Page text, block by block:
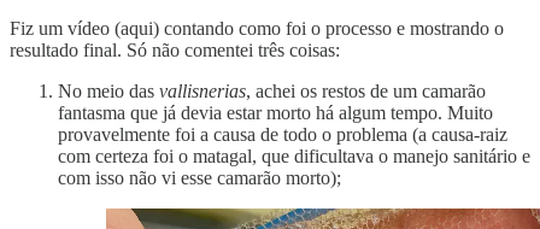
Fiz um vídeo (aqui) contando como foi o processo e mostrando o
resultado final. Só não comentei três coisas:
No meio das vallisnerias, achei os restos de um camarão
fantasma que já devia estar morto há algum tempo. Muito
provavelmente foi a causa de todo o problema (a causa-raiz
com certeza foi o matagal, que dificultava o manejo sanitário e
com isso não vi esse camarão morto);